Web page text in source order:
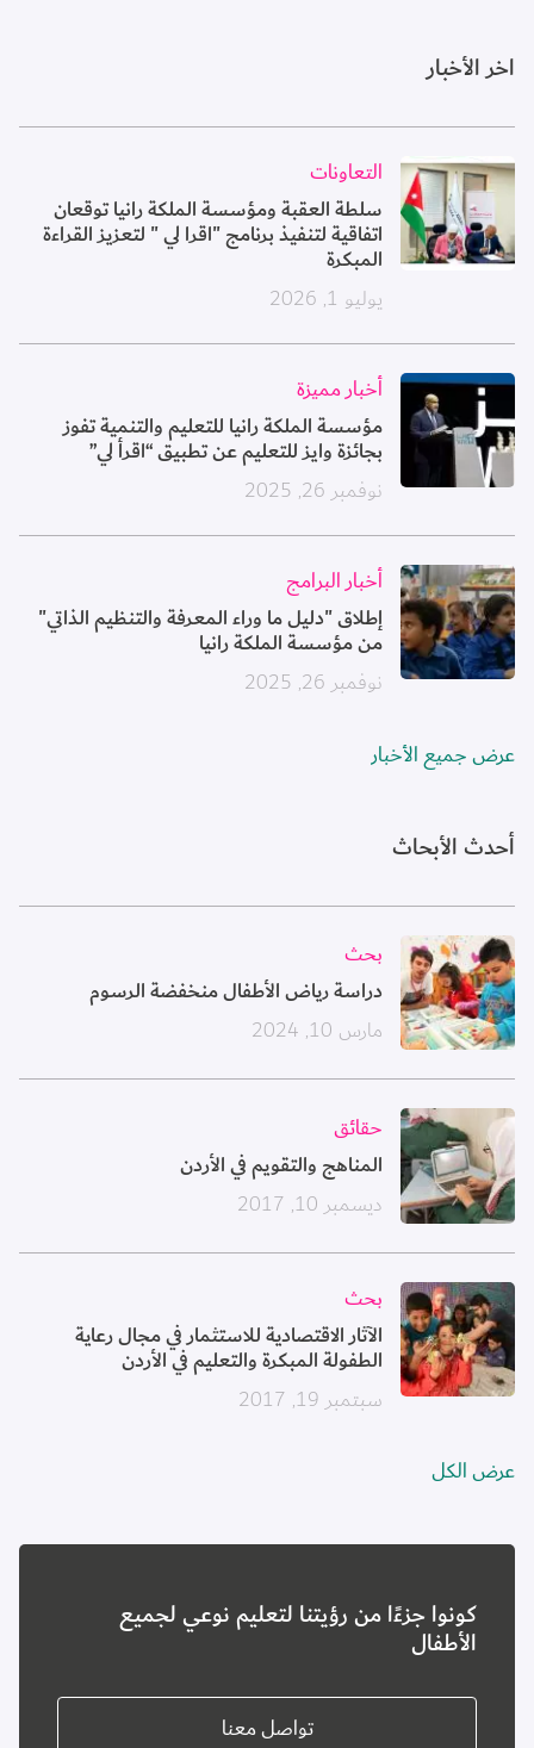
اخر الأخبار
الصورة التعاونات
سلطة العقبة ومؤسسة الملكة رانيا توقعان
اتفاقية لتنفيذ برنامج "اقرا لي " لتعزيز القراءة
المبكرة
يوليو 1, 2026
الصورة أخبار مميزة
مؤسسة الملكة رانيا للتعليم والتنمية تفوز
بجائزة وايز للتعليم عن تطبيق “اقرأ لي”
نوفمبر 26, 2025
الصورة أخبار البرامج
إطلاق "دليل ما وراء المعرفة والتنظيم الذاتي"
من مؤسسة الملكة رانيا
نوفمبر 26, 2025
عرض جميع الأخبار
أحدث الأبحاث
الصورة بحث
دراسة رياض الأطفال منخفضة الرسوم
مارس 10, 2024
الصورة حقائق
المناهج والتقويم في الأردن
ديسمبر 10, 2017
الصورة بحث
الآثار الاقتصادية للاستثمار في مجال رعاية
الطفولة المبكرة والتعليم في الأردن
سبتمبر 19, 2017
عرض الكل
كونوا جزءًا من رؤيتنا لتعليم نوعي لجميع
الأطفال
تواصل معنا